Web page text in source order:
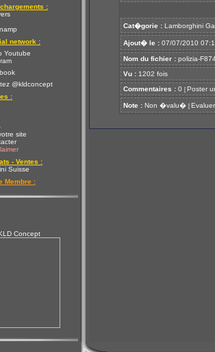
:
network :
Youtube
@kldconcept
:
site
- Ventes :
Suisse
Membre :
Concept
Cat�gorie : Lamborghini
Ajout� le : 07/07/2010
Nom du fichier : polizia-
Vu : 1202 fois
Commentaires : 0 [ Poster
Note : Non �valu� [ Evaluer